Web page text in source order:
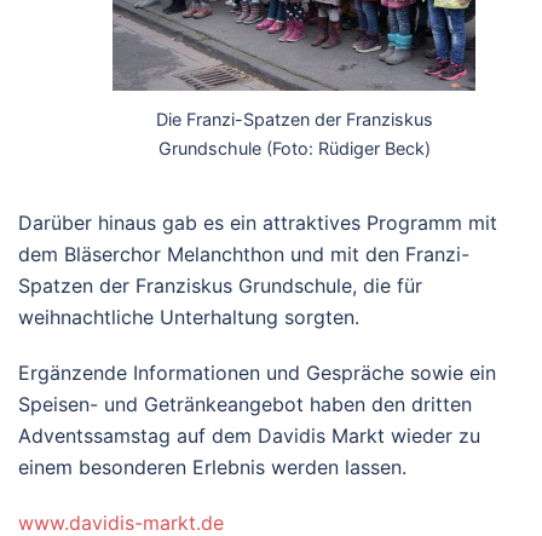
Die Franzi-Spatzen der Franziskus
Grundschule (Foto: Rüdiger Beck)
Darüber hinaus gab es ein attraktives Programm mit
dem Bläserchor Melanchthon und mit den Franzi-
Spatzen der Franziskus Grundschule, die für
weihnachtliche Unterhaltung sorgten.
Ergänzende Informationen und Gespräche sowie ein
Speisen- und Getränkeangebot haben den dritten
Adventssamstag auf dem Davidis Markt wieder zu
einem besonderen Erlebnis werden lassen.
www.davidis-markt.de